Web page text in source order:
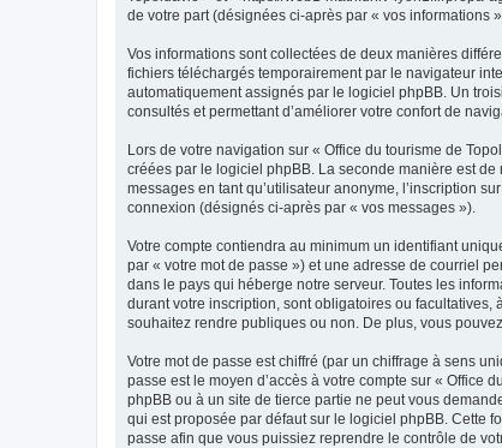
de votre part (désignées ci-après par « vos informations
Vos informations sont collectées de deux manières
fichiers téléchargés temporairement par le navigateur
automatiquement assignés par le logiciel phpBB. Un
consultés et permettant d’améliorer votre confort de
Lors de votre navigation sur « Office du tourisme de
créées par le logiciel phpBB. La seconde manière est
messages en tant qu’utilisateur anonyme, l’inscription
connexion (désignés ci-après par « vos messages »).
Votre compte contiendra au minimum un identifiant
par « votre mot de passe ») et une adresse de courriel
dans le pays qui héberge notre serveur. Toutes les
durant votre inscription, sont obligatoires ou
souhaitez rendre publiques ou non. De plus, vous
Votre mot de passe est chiffré (par un chiffrage à sens
passe est le moyen d’accès à votre compte sur « Office
phpBB ou à un site de tierce partie ne peut vous
qui est proposée par défaut sur le logiciel phpBB. Cette
passe afin que vous puissiez reprendre le contrôle de